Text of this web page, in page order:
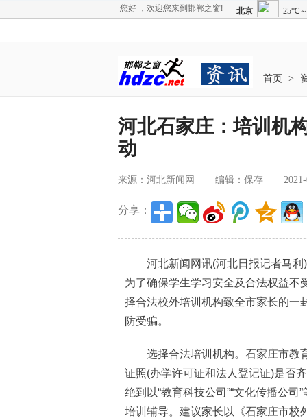
您好 ，欢迎您来到邯郸之窗!
首页 >
河北石家庄：培训机
动
来源：河北新闻网 编辑：保存
分享：
河北新闻网讯(河北日报记者马利)
为了确保学生学习安全及合法权益不
择合法校外培训机构致全市家长的一
防受骗。
选择合法培训机构。石家庄市教
证照(办学许可证和法人登记证)是否
绝到以“教育科技公司”“文化传播公
培训辅导。建议家长以《石家庄市校